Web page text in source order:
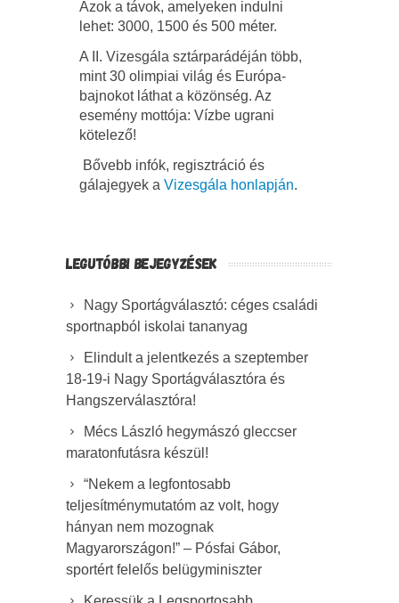
Azok a távok, amelyeken indulni
lehet: 3000, 1500 és 500 méter.
A II. Vizesgála sztárparádéján több,
mint 30 olimpiai világ és Európa-
bajnokot láthat a közönség. Az
esemény mottója: Vízbe ugrani
kötelező!
Bővebb infók, regisztráció és
gálajegyek a Vizesgála honlapján.
LEGUTÓBBI BEJEGYZÉSEK
Nagy Sportágválasztó: céges családi
sportnapból iskolai tananyag
Elindult a jelentkezés a szeptember
18-19-i Nagy Sportágválasztóra és
Hangszerválasztóra!
Mécs László hegymászó gleccser
maratonfutásra készül!
“Nekem a legfontosabb
teljesítménymutatóm az volt, hogy
hányan nem mozognak
Magyarországon!” – Pósfai Gábor,
sportért felelős belügyminiszter